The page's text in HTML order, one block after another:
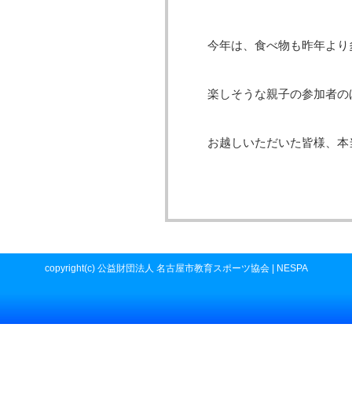
今年は、食べ物も昨年よ
楽しそうな親子の参加者
お越しいただいた皆様、
copyright(c) 公益財団法人 名古屋市教育スポーツ協会 | NESPA